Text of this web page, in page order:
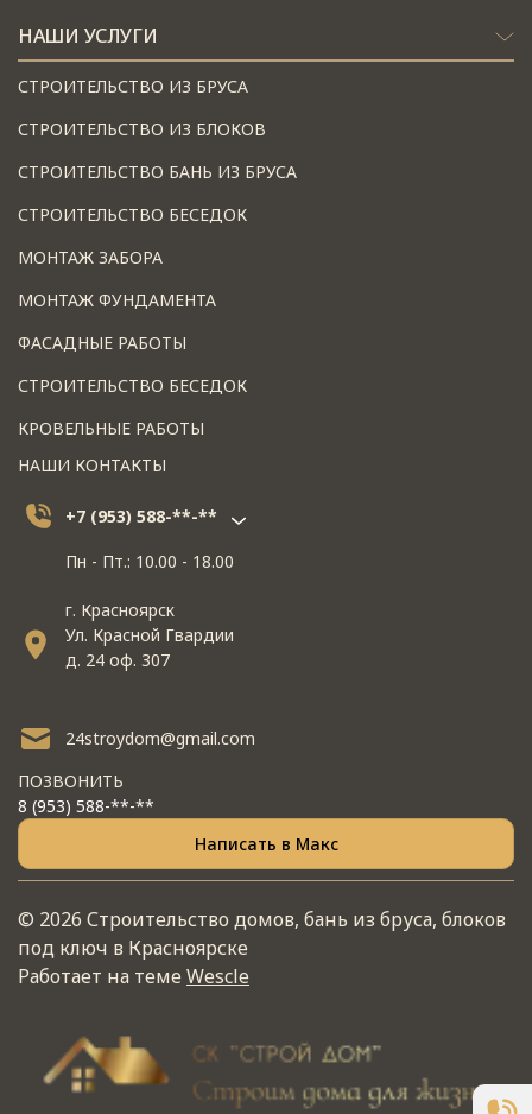
НАШИ УСЛУГИ
СТРОИТЕЛЬСТВО ИЗ БРУСА
СТРОИТЕЛЬСТВО ИЗ БЛОКОВ
СТРОИТЕЛЬСТВО БАНЬ ИЗ БРУСА
СТРОИТЕЛЬСТВО БЕСЕДОК
МОНТАЖ ЗАБОРА
МОНТАЖ ФУНДАМЕНТА
ФАСАДНЫЕ РАБОТЫ
СТРОИТЕЛЬСТВО БЕСЕДОК
КРОВЕЛЬНЫЕ РАБОТЫ
НАШИ КОНТАКТЫ
+7 (953) 588-**-**
Пн - Пт.: 10.00 - 18.00
г. Красноярск
Ул. Красной Гвардии
д. 24 оф. 307
24stroydom@gmail.com
ПОЗВОНИТЬ
8 (953) 588-**-**
Написать в Макс
© 2026 Строительство домов, бань из бруса, блоков
под ключ в Красноярске
Работает на темеWescle